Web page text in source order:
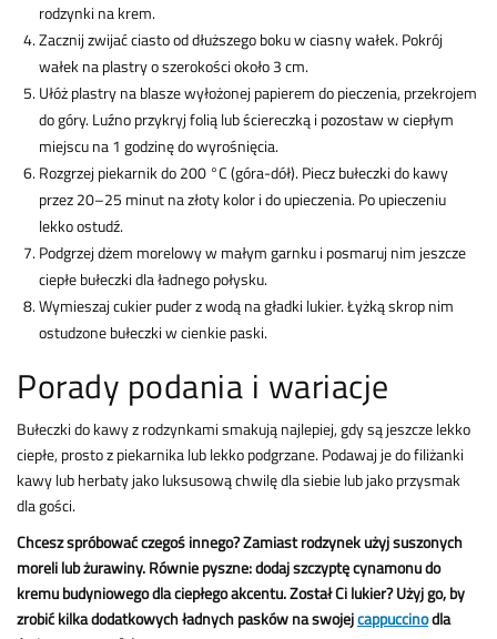
rodzynki na krem.
Zacznij zwijać ciasto od dłuższego boku w ciasny wałek. Pokrój
wałek na plastry o szerokości około 3 cm.
Ułóż plastry na blasze wyłożonej papierem do pieczenia, przekrojem
do góry. Luźno przykryj folią lub ściereczką i pozostaw w ciepłym
miejscu na 1 godzinę do wyrośnięcia.
Rozgrzej piekarnik do 200 °C (góra-dół). Piecz bułeczki do kawy
przez 20–25 minut na złoty kolor i do upieczenia. Po upieczeniu
lekko ostudź.
Podgrzej dżem morelowy w małym garnku i posmaruj nim jeszcze
ciepłe bułeczki dla ładnego połysku.
Wymieszaj cukier puder z wodą na gładki lukier. Łyżką skrop nim
ostudzone bułeczki w cienkie paski.
Porady podania i wariacje
Bułeczki do kawy z rodzynkami smakują najlepiej, gdy są jeszcze lekko
ciepłe, prosto z piekarnika lub lekko podgrzane. Podawaj je do filiżanki
kawy lub herbaty jako luksusową chwilę dla siebie lub jako przysmak
dla gości.
Chcesz spróbować czegoś innego? Zamiast rodzynek użyj suszonych
moreli lub żurawiny. Równie pyszne: dodaj szczyptę cynamonu do
kremu budyniowego dla ciepłego akcentu. Został Ci lukier? Użyj go, by
zrobić kilka dodatkowych ładnych pasków na swojejcappuccinodla